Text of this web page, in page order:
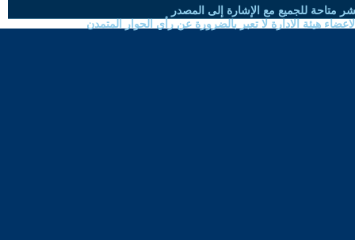
متاحة للجميع مع الإشارة إلى المصدر
هيئة الادارة لا تعبر بالضرورة عن رأي الحوار المتمدن